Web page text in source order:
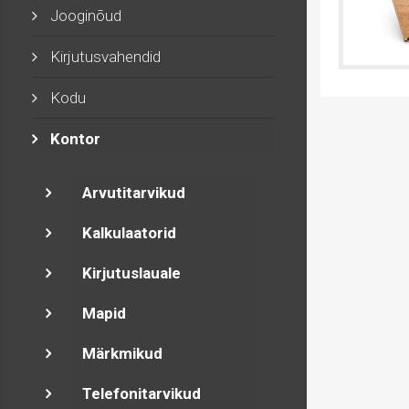
Jooginõud
Kirjutusvahendid
Kodu
Kontor
Arvutitarvikud
Kalkulaatorid
Kirjutuslauale
Mapid
Märkmikud
Telefonitarvikud